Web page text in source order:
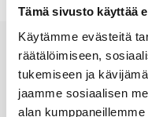
Tämä sivusto käyttää
Käytämme evästeitä
räätälöimiseen,
tukemiseen ja
jaamme sosiaalisen
alan
-
New content loaded